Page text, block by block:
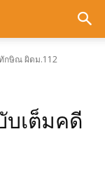
กษิณ ผิดม.112
บเต็มคดี